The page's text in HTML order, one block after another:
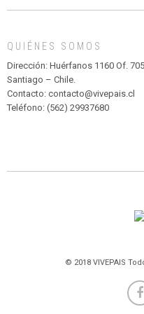
MADAGASCAR
PARQUE
HURATDO
QUIÉNES SOMOS
Dirección: Huérfanos 1160 Of. 705
Santiago – Chile.
Contacto: contacto@vivepais.cl
Teléfono: (562) 29937680
© 2018 VIVEPAIS